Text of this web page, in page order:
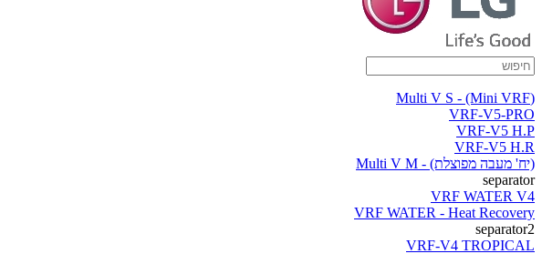
(Multi V S - (Mini VRF
VRF-V5-PRO
VRF-V5 H.P
VRF-V5 H.R
(יח' מעבה מפוצלת) - Multi V M
separator
VRF WATER V4
VRF WATER - Heat Recovery
separator2
VRF-V4 TROPICAL